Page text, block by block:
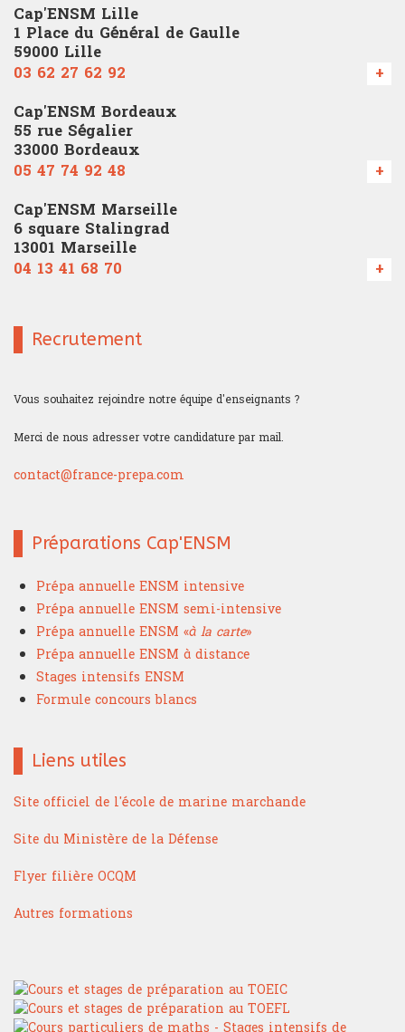
Cap'ENSM Lille
1 Place du Général de Gaulle
59000 Lille
03 62 27 62 92
+
Cap'ENSM Bordeaux
55 rue Ségalier
33000 Bordeaux
05 47 74 92 48
+
Cap'ENSM Marseille
6 square Stalingrad
13001 Marseille
04 13 41 68 70 +
Recrutement
Vous souhaitez rejoindre notre équipe d'enseignants ?
Merci de nous adresser votre candidature par mail.
contact@france-prepa.com
Préparations Cap'ENSM
Prépa annuelle ENSM intensive
Prépa annuelle ENSM semi-intensive
Prépa annuelle ENSM «à la carte»
Prépa annuelle ENSM à distance
Stages intensifs ENSM
Formule concours blancs
Liens utiles
Site officiel de l'école de marine marchande
Site du Ministère de la Défense
Flyer filière OCQM
Autres formations